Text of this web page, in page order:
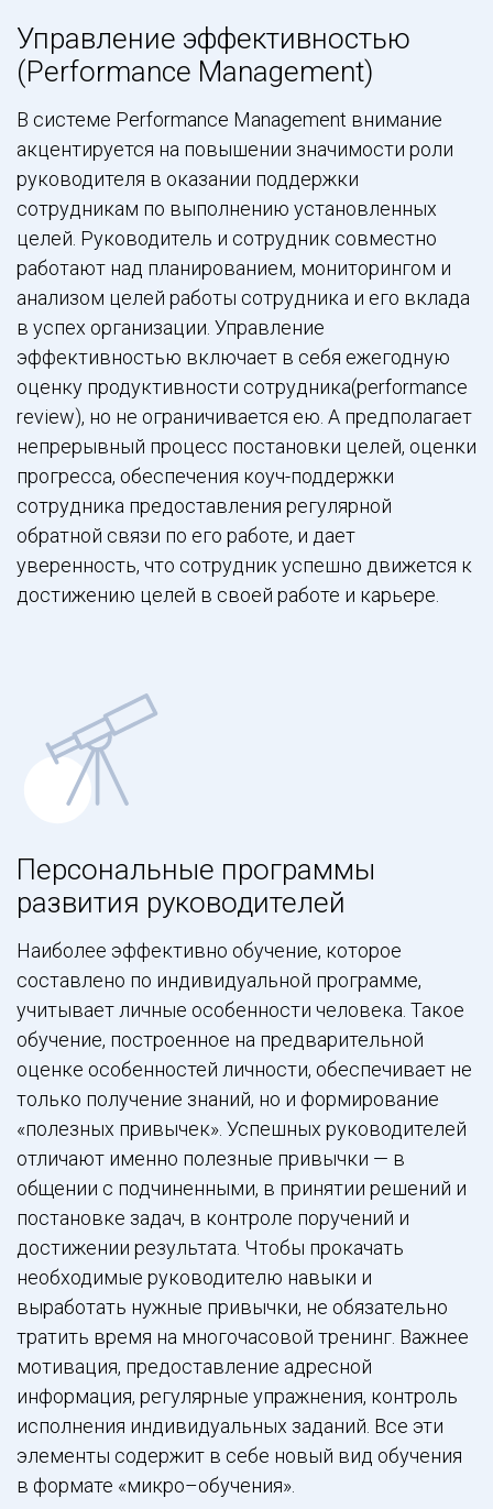
Управление эффективностью
(Performance Management)
В системе Performance Management внимание
акцентируется на повышении значимости роли
руководителя в оказании поддержки
сотрудникам по выполнению установленных
целей. Руководитель и сотрудник совместно
работают над планированием, мониторингом и
анализом целей работы сотрудника и его вклада
в успех организации. Управление
эффективностью включает в себя ежегодную
оценку продуктивности сотрудника(performance
review), но не ограничивается ею. А предполагает
непрерывный процесс постановки целей, оценки
прогресса, обеспечения коуч-поддержки
сотрудника предоставления регулярной
обратной связи по его работе, и дает
уверенность, что сотрудник успешно движется к
достижению целей в своей работе и карьере.
Персональные программы
развития руководителей
Наиболее эффективно обучение, которое
составлено по индивидуальной программе,
учитывает личные особенности человека. Такое
обучение, построенное на предварительной
оценке особенностей личности, обеспечивает не
только получение знаний, но и формирование
«полезных привычек». Успешных руководителей
отличают именно полезные привычки — в
общении с подчиненными, в принятии решений и
постановке задач, в контроле поручений и
достижении результата. Чтобы прокачать
необходимые руководителю навыки и
выработать нужные привычки, не обязательно
тратить время на многочасовой тренинг. Важнее
мотивация, предоставление адресной
информация, регулярные упражнения, контроль
исполнения индивидуальных заданий. Все эти
элементы содержит в себе новый вид обучения
в формате «микро–обучения».